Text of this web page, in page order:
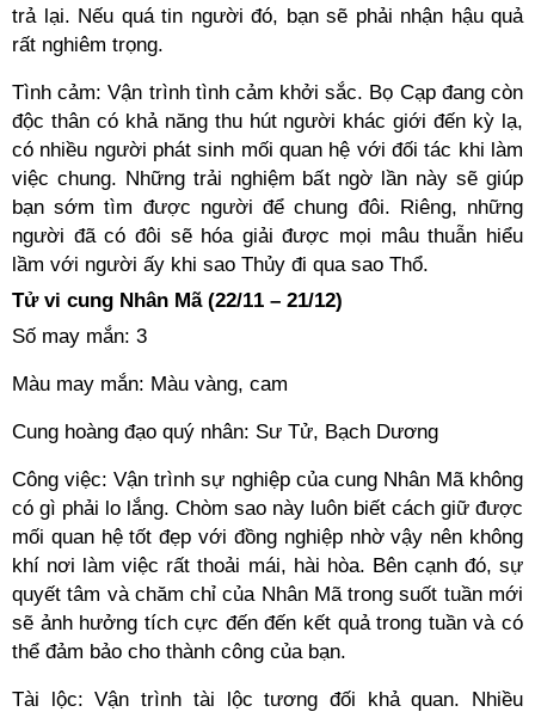
trả lại. Nếu quá tin người đó, bạn sẽ phải nhận hậu quả
rất nghiêm trọng.
Tình cảm: Vận trình tình cảm khởi sắc. Bọ Cạp đang còn
độc thân có khả năng thu hút người khác giới đến kỳ lạ,
có nhiều người phát sinh mối quan hệ với đối tác khi làm
việc chung. Những trải nghiệm bất ngờ lần này sẽ giúp
bạn sớm tìm được người để chung đôi. Riêng, những
người đã có đôi sẽ hóa giải được mọi mâu thuẫn hiểu
lầm với người ấy khi sao Thủy đi qua sao Thổ.
Tử vi cung Nhân Mã (22/11 – 21/12)
Số may mắn: 3
Màu may mắn: Màu vàng, cam
Cung hoàng đạo quý nhân: Sư Tử, Bạch Dương
Công việc: Vận trình sự nghiệp của cung Nhân Mã không
có gì phải lo lắng. Chòm sao này luôn biết cách giữ được
mối quan hệ tốt đẹp với đồng nghiệp nhờ vậy nên không
khí nơi làm việc rất thoải mái, hài hòa. Bên cạnh đó, sự
quyết tâm và chăm chỉ của Nhân Mã trong suốt tuần mới
sẽ ảnh hưởng tích cực đến đến kết quả trong tuần và có
thể đảm bảo cho thành công của bạn.
Tài lộc: Vận trình tài lộc tương đối khả quan. Nhiều